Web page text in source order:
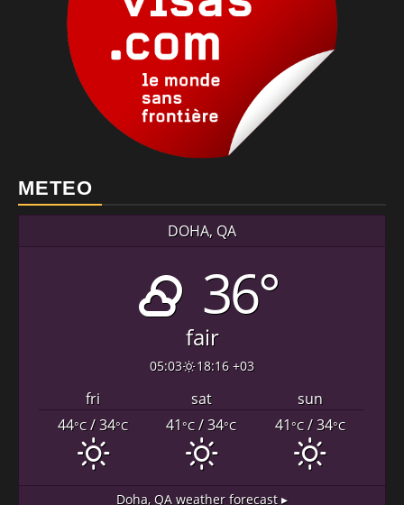
METEO
DOHA, QA
36°
fair
05:03 18:16 +03
fri sat
sun
44°C/ 34°C 41°C/ 34°C 41°C/ 34°C
Doha, QA weather forecast ▸